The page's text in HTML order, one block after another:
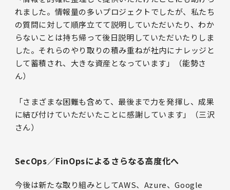
れました。情報量の多いプロジェクトでしたが、私たち
の質問に対して順序立てて説明していただいたり、わか
らないことは持ち帰って後日説明していただいたりしま
した。それらのやり取りの積み重ねが社内にナレッジと
して蓄積され、大きな資産となっています」（能勢さ
ん）
「さまざまな困難も含めて、最後まで力を発揮し、成果
に結び付けていただいたことに感謝しています」（三沢
さん）
SecOps／FinOpsによるさらなる高度化へ
今後は新たな取り組みとしてAWS、Azure、Google